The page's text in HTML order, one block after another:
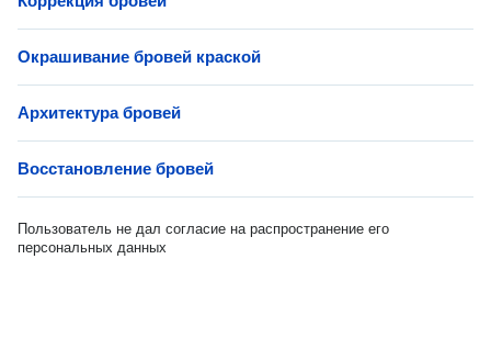
Окрашивание бровей краской
Архитектура бровей
Восстановление бровей
Пользователь не дал согласие на распространение его
персональных данных